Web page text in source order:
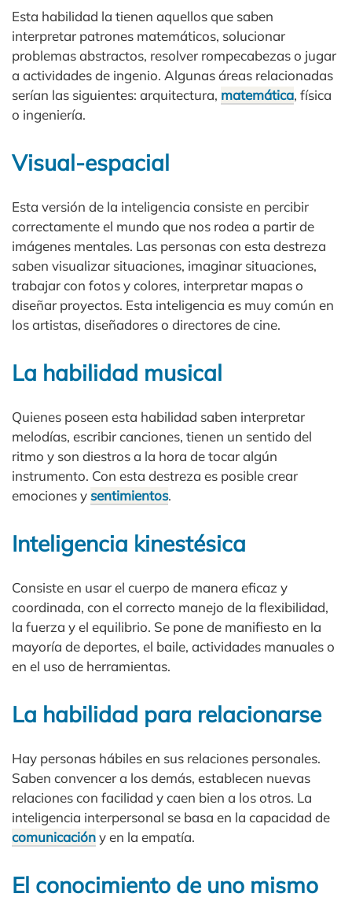
Esta habilidad la tienen aquellos que saben
interpretar patrones matemáticos, solucionar
problemas abstractos, resolver rompecabezas o jugar
a actividades de ingenio. Algunas áreas relacionadas
serían las siguientes: arquitectura, matemática, física
o ingeniería.
Visual-espacial
Esta versión de la inteligencia consiste en percibir
correctamente el mundo que nos rodea a partir de
imágenes mentales. Las personas con esta destreza
saben visualizar situaciones, imaginar situaciones,
trabajar con fotos y colores, interpretar mapas o
diseñar proyectos. Esta inteligencia es muy común en
los artistas, diseñadores o directores de cine.
La habilidad musical
Quienes poseen esta habilidad saben interpretar
melodías, escribir canciones, tienen un sentido del
ritmo y son diestros a la hora de tocar algún
instrumento. Con esta destreza es posible crear
emociones y sentimientos.
Inteligencia kinestésica
Consiste en usar el cuerpo de manera eficaz y
coordinada, con el correcto manejo de la flexibilidad,
la fuerza y el equilibrio. Se pone de manifiesto en la
mayoría de deportes, el baile, actividades manuales o
en el uso de herramientas.
La habilidad para relacionarse
Hay personas hábiles en sus relaciones personales.
Saben convencer a los demás, establecen nuevas
relaciones con facilidad y caen bien a los otros. La
inteligencia interpersonal se basa en la capacidad de
comunicacióny en la empatía.
El conocimiento de uno mismo